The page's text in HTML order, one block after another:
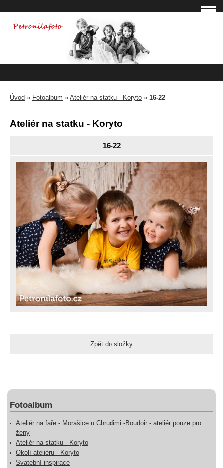
Úvod » Fotoalbum » Ateliér na statku - Koryto » 16-22
Ateliér na statku - Koryto
16-22
Zpět do složky
Fotoalbum
Ateliér na faře - Morašice u Chrudimi -Boudoir - ateliér pouze pro
ženy
Ateliér na statku - Koryto
Okolí ateliéru - Koryto
Svatební inspirace